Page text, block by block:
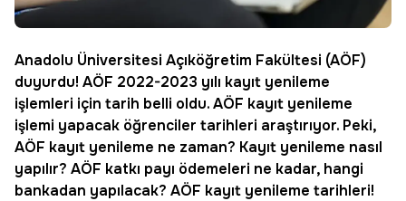
Anadolu Üniversitesi Açıköğretim Fakültesi (AÖF)
duyurdu! AÖF 2022-2023 yılı kayıt yenileme
işlemleri için tarih belli oldu.AÖF kayıt yenileme
işlemi yapacak öğrenciler tarihleri araştırıyor. Peki,
AÖF kayıt yenileme ne zaman? Kayıt yenileme nasıl
yapılır? AÖF katkı payı ödemeleri ne kadar, hangi
bankadan yapılacak? AÖF kayıt yenileme tarihleri!